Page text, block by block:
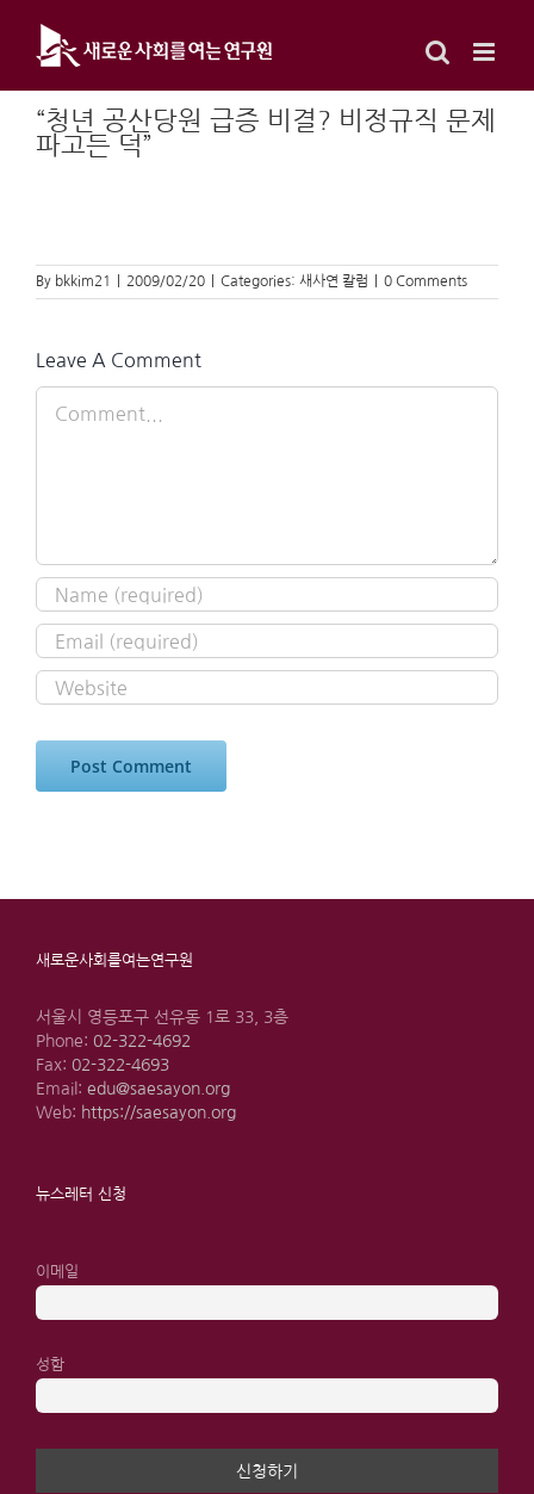
content
“청년 공산당원 급증 비결? 비정규직 문제
파고든 덕”
By bkkim21 2009/02/20 Categories: 새사연 칼럼 0 Comments
Leave A Comment
새로운사회를여는연구원
서울시 영등포구 선유동 1로 33, 3층
Phone: 02-322-4692
Fax: 02-322-4693
Email: edu@saesayon.org
Web: https://saesayon.org
뉴스레터 신청
이메일
성함